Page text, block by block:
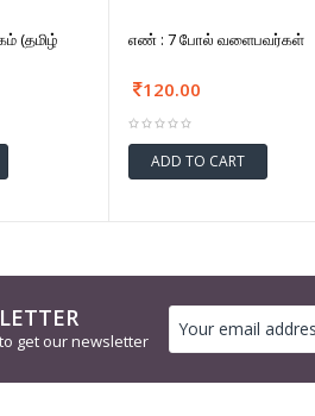
(தமிழ்
எண் : 7 போல் வளைபவர்கள்
120.00
ADD TO CART
get our newsletter